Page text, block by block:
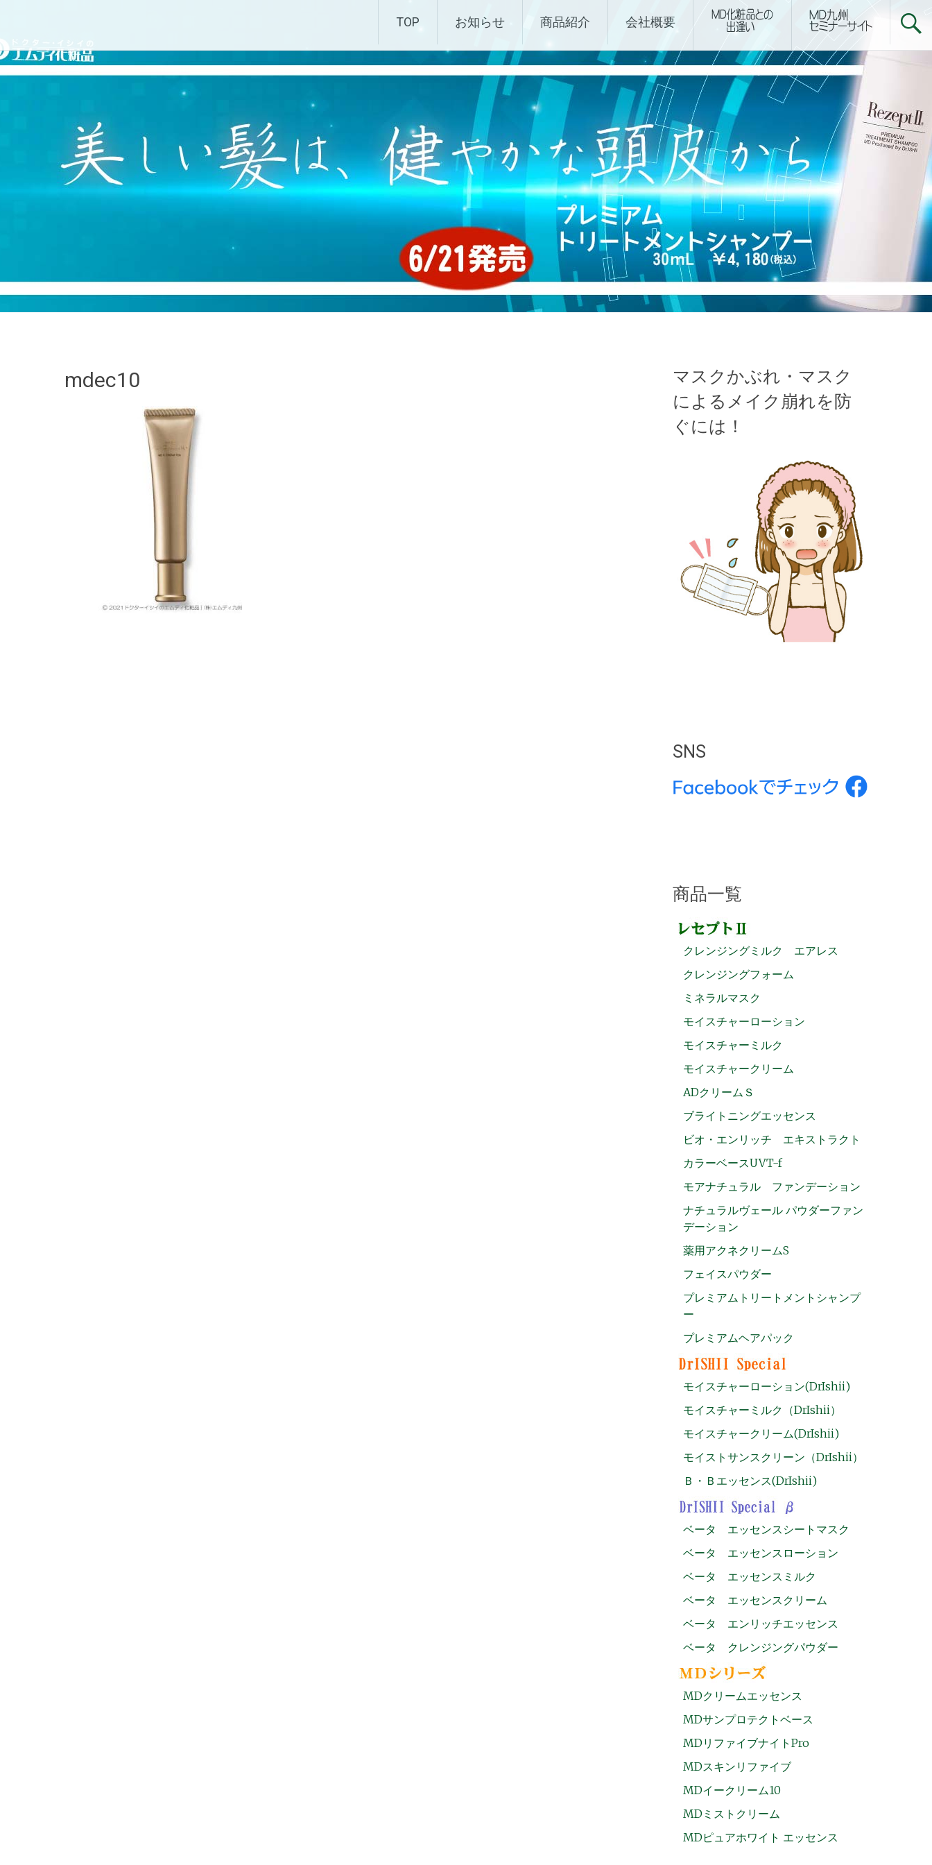
テ
ン
ツ
ドクターイシイのエムディ化粧品 |エムディ化粧品 下関サロン
TOP お知らせ 商品紹介 会社概要
mdec10
マスクかぶれ・マスク
によるメイク崩れを防
ぐには！
SNS
商品一覧
クレンジングミルク エアレス
クレンジングフォーム
ミネラルマスク
モイスチャーローション
モイスチャーミルク
モイスチャークリーム
ADクリームＳ
ブライトニングエッセンス
ビオ・エンリッチ エキストラクト
カラーベースUVT-f
モアナチュラル ファンデーション
ナチュラルヴェール パウダーファン
デーション
薬用アクネクリームS
フェイスパウダー
プレミアムトリートメントシャンプ
ー
プレミアムヘアパック
モイスチャーローション(DrIshii)
モイスチャーミルク（DrIshii）
モイスチャークリーム(DrIshii)
モイストサンスクリーン（DrIshii）
Ｂ・Ｂエッセンス(DrIshii)
ベータ エッセンスシートマスク
ベータ エッセンスローション
ベータ エッセンスミルク
ベータ エッセンスクリーム
ベータ エンリッチエッセンス
ベータ クレンジングパウダー
MDクリームエッセンス
MDサンプロテクトベース
MDリファイブナイトPro
MDスキンリファイブ
MDイークリーム10
MDミストクリーム
MDピュアホワイト エッセンス